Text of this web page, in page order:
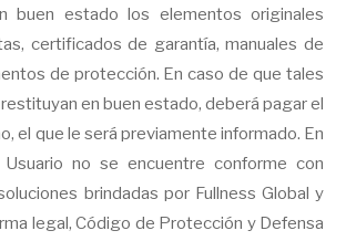
buen estado los elementos originales
certificados de garantía, manuales de
de protección. En caso de que tales
en buen estado, deberá pagar el
el que le será previamente informado. En
no se encuentre conforme con
brindadas por Fullness Global y
legal, Código de Protección y Defensa